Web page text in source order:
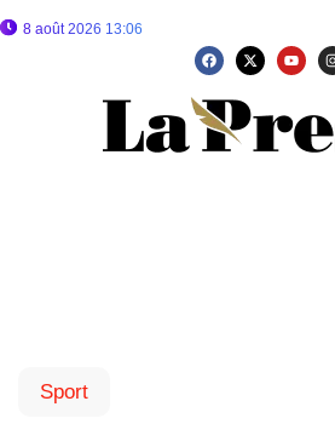
8 août 2026 13:06
Sport